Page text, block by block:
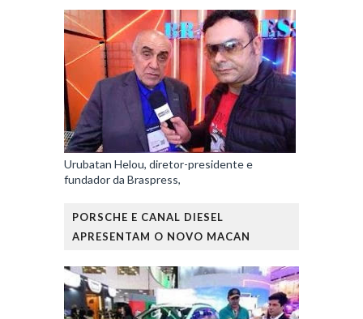
Urubatan Helou, diretor-presidente e
fundador da Braspress,
PORSCHE E CANAL DIESEL
APRESENTAM O NOVO MACAN